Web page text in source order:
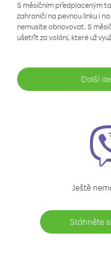
S měsíčním předplaceným
zahraničí na pevnou linku i
nemusíte obnovovat. S
ušetřit za volání, které už
Další
Ještě
Stáhněte